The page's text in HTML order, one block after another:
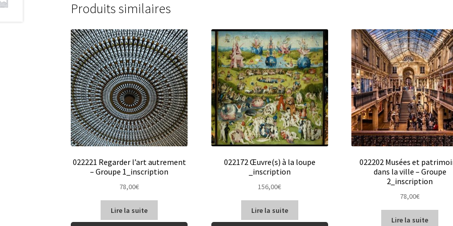
Produits similaires
022221 Regarder l’art autrement
– Groupe 1_inscription
78,00€
Lire la suite
022172 Œuvre(s) à la loupe
_inscription
156,00€
Lire la suite
022202 Musées et
dans la ville – Groupe
2_inscription
78,00€
Lire la suite